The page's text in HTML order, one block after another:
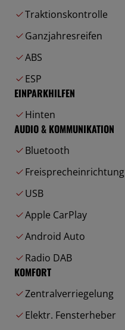
Traktionskontrolle
Ganzjahresreifen
ABS
ESP
EINPARKHILFEN
Hinten
AUDIO & KOMMUNIKATION
Bluetooth
Freisprecheinrichtung
USB
Apple CarPlay
Android Auto
Radio DAB
KOMFORT
Zentralverriegelung
Elektr. Fensterheber